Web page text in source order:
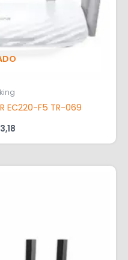
EC220-F5 TR-069